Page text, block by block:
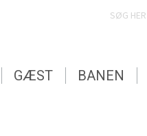
SEARCH:
GÆST BANEN